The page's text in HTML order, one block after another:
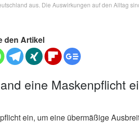
aus. Die Auswirkungen auf den Alltag
den Artikel
eine Maskenpflicht
ein, um eine übermäßige